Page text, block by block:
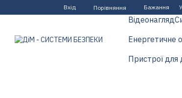
Перейти до основного контенту
Вхід Порівняння Бажання
Відеонагляд
Енергетичне
Пристрої для